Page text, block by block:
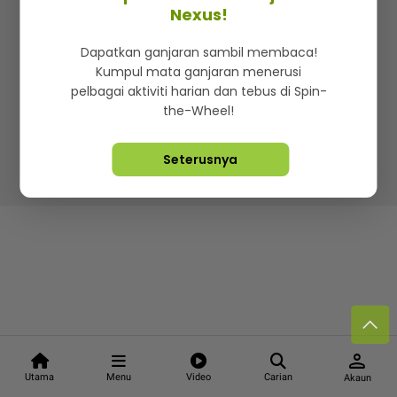
Utama Menu Video Carian
person
Akaun
Iklan di SMG360
Terma & Syarat Dasar Privasi
Lebih hot, viral dan sensasi
Hakcipta Terpelihara ©2026. Star Media Group Berhad
Nexus!
Dapatkan ganjaran sambil membaca!
Kumpul mata ganjaran menerusi
pelbagai aktiviti harian dan tebus di Spin-
the-Wheel!
Seterusnya